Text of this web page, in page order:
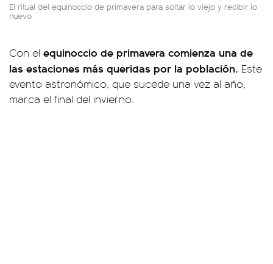
El ritual del equinoccio de primavera para soltar lo viejo y recibir lo
nuevo
Con el equinoccio de primavera comienza una de
las estaciones más queridas por la población. Este
evento astronómico, que sucede una vez al año,
marca el final del invierno.